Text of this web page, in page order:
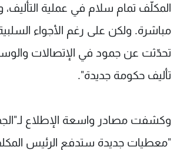
المكلّف تمام سلام في عملية التأليف،
مباشرة. ولكن على رغم الأجواء
تحدّثت عن جمود في الإتصالات
تأليف حكومة جديدة".
وكشفت مصادر واسعة الإطلاع
"معطيات جديدة ستدفع الرئيس
سياسة